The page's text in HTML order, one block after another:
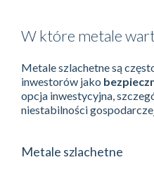
W które metale
Metale szlachetne są
inwestorów jako
opcja inwestycyjna,
niestabilności
Metale szlachetne